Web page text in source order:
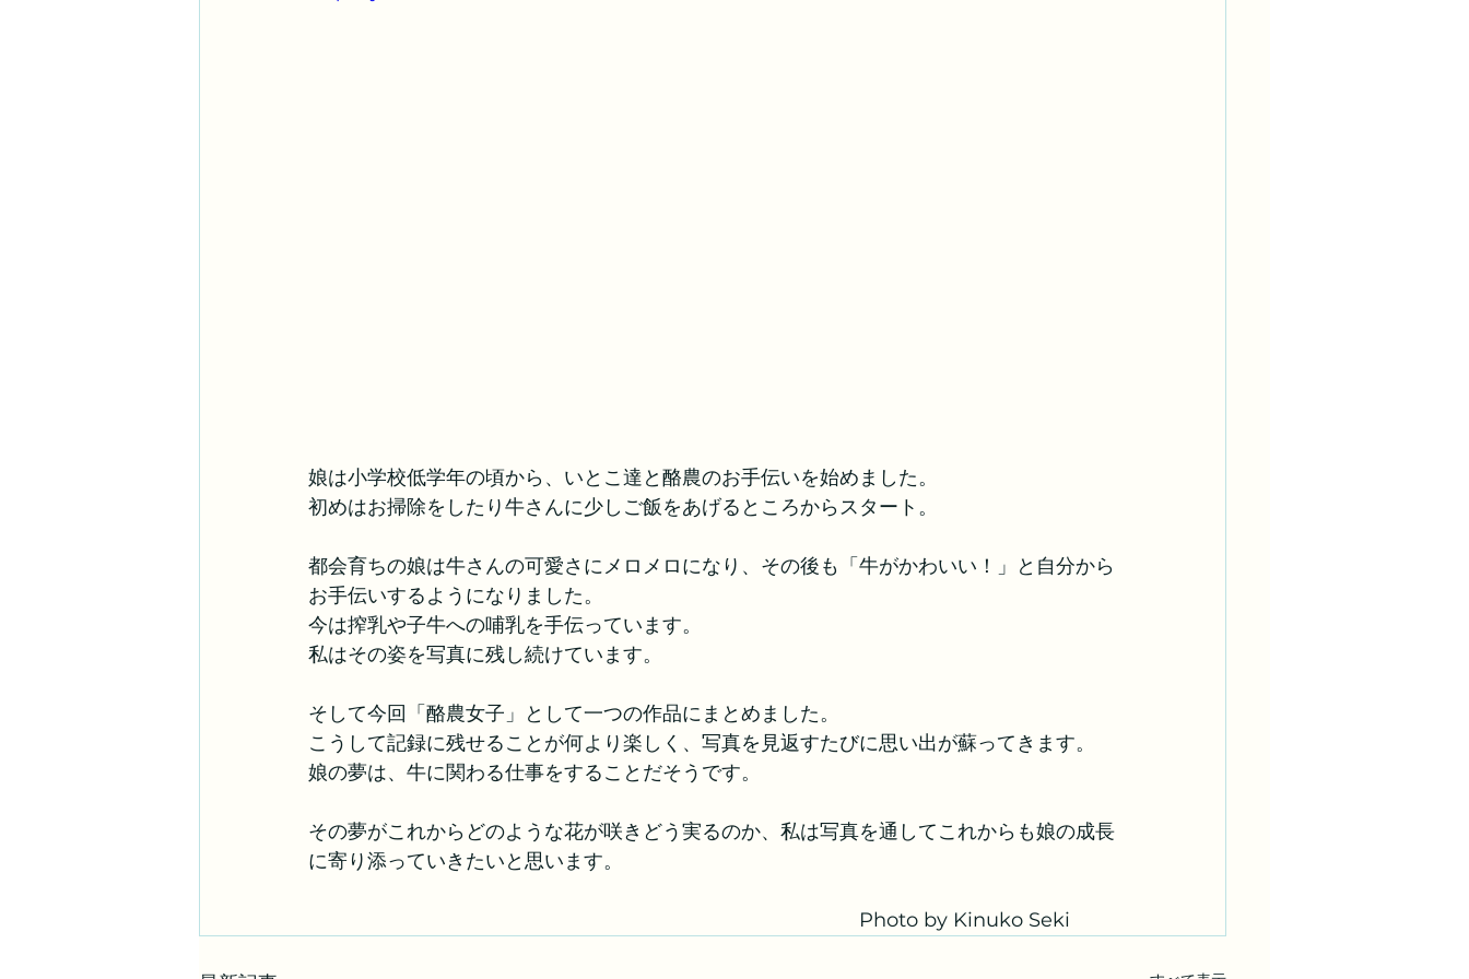
娘は小学校低学年の頃から、いとこ達と酪農のお手伝いを始めました。
初めはお掃除をしたり牛さんに少しご飯をあげるところからスタート。
都会育ちの娘は牛さんの可愛さにメロメロになり、その後も「牛がかわいい！」と自分から
お手伝いするようになりました。
今は搾乳や子牛への哺乳を手伝っています。
私はその姿を写真に残し続けています。
そして今回「酪農女子」として一つの作品にまとめました。
こうして記録に残せることが何より楽しく、写真を見返すたびに思い出が蘇ってきます。
娘の夢は、牛に関わる仕事をすることだそうです。
その夢がこれからどのような花が咲きどう実るのか、私は写真を通してこれからも娘の成長
に寄り添っていきたいと思います。
Photo by Kinuko Seki